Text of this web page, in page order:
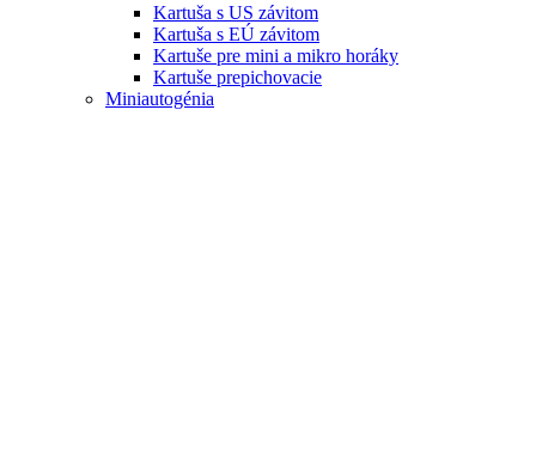
Kartuša s US závitom
Kartuša s EÚ závitom
Kartuše pre mini a mikro horáky
Kartuše prepichovacie
Miniautogénia